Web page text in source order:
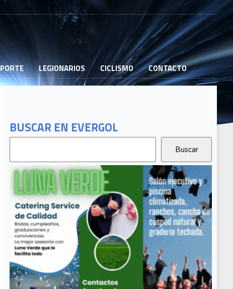
LEGIONARIOS CICLISMO CONTACTO
BUSCAR EN EVERGOL